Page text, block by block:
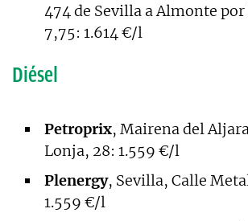
474 de Sevilla a Almonte
7,75: 1.614 €/l
Diésel
Petroprix, Mairena del
Lonja, 28: 1.559 €/l
Plenergy, Sevilla, Calle
1.559 €/l